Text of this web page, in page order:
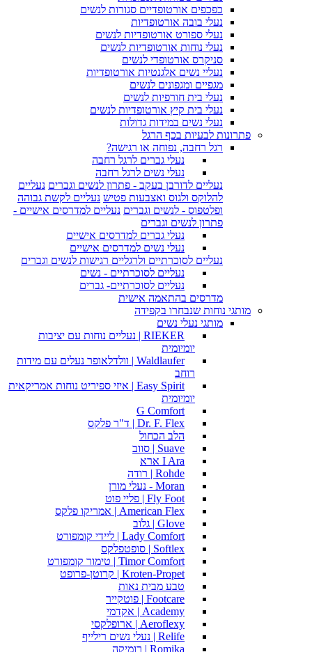
כפכפים אורטופדיים סגורות לנשים
נעלי בובה אורטופדיות
נעלי ספורט אורטופדיות לנשים
נעלי נוחות אורטופדיות לנשים
סניקרס אורטופדי לנשים
נעליי נשים אלגנטיות אורטופדיות
מגפיים ומגפונים לנשים
נעלי בית חורפיות לנשים
נעלי בית קיץ אורטופדיות לנשים
נעלי נשים במידות גדולות
פתרונות לבעיות בכף הרגל
רגל רחבה, נפוחה או רגישה?
נעלי גברים לרגל רחבה
נעלי נשים לרגל רחבה
נעליים לדורבן בעקב - פתרון לנשים וגברים נעליים
להלוקס ולגוס ואצבעות פטיש נעליים לקשת גבוהה
ופלטפוס - לנשים וגברים נעליים למדרסים אישיים -
פתרון לנשים וגברים
נעלי גברים למדרסים אישיים
נעלי נשים למדרסים אישיים
נעליים לסוכרתיים ולרגליים רגישות לנשים וגברים
נעליים לסוכרתיים - נשים
נעליים לסוכרתיים- גברים
מדרסים בהתאמה אישית
מותגי נוחות שנבחרו בקפידה
מותגי נעלי נשים
RIEKER | נעליים נוחות עם יציבות
יומיומית
Waldlaufer | וולדלאופר נעלים עם מידות
רוחב
Easy Spirit | איזי ספיריט נוחות אמריקאית
יומיומית
G Comfort
Dr. F. Flex | ד"ר פלקס
הלב הכחול
Suave | סווב
I Ara ארא
Rohde | רודה
Moran - נעלי מורן
Fly Foot | פליי פוט
American Flex | אמריקו פלקס
Glove | גלוב
Lady Comfort | ליידי קומפורט
Softlex | סופטפלקס
Timor Comfort | טימור קומפורט
Kroten-Propet | קרוטן-פרופט
טבע מבית נאות
Footcare | פוטקייר
Academy | אקדמי
Aeroflexy | ארופלקסי
Relife | נעלי נשים רילייף
Romika | רומיקה